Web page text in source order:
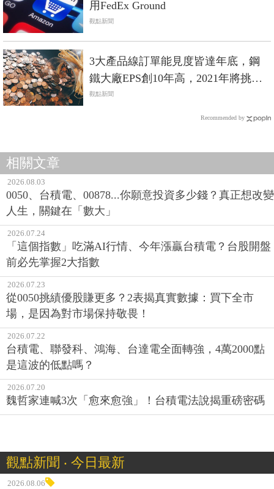
用FedEx Ground
觀點新聞
3大產品線訂單能見度皆達年底，鋼
鐵大廠EPS創10年高，2021年將挑戰5
元！
觀點新聞
Recommended by
相關文章
2026.08.03
0050、台積電、00878...你願意投資多少錢？真正想改變
人生，關鍵在「數大」
2026.07.24
「這個指數」吃滿AI行情、今年漲贏台積電？台股開盤
前必先掌握2大指數
2026.07.23
從0050挑績優股賺更多？2表揭真實數據：買下全市
場，是因為對市場保持敬畏！
2026.07.22
台積電、聯發科、鴻海、台達電全面轉強，4萬2000點
是這波的低點嗎？
2026.07.20
魏哲家連喊3次「愈來愈強」！台積電法說揭重磅密碼
觀點新聞 ‧ 今日最新
2026.08.06